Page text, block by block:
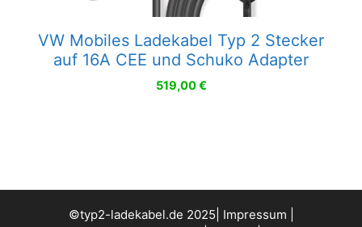
VW Mobiles Ladekabel Typ 2 Stecker
auf 16A CEE und Schuko Adapter
519,00€
©typ2-ladekabel.de 2025| Impressum